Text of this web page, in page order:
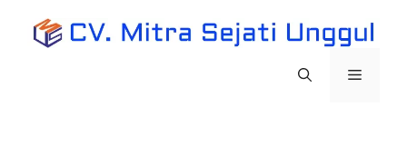
Menu